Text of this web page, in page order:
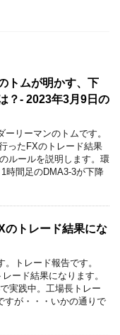
トムが明かす、下
？- 2023年3月9日の
リーマンのトムです。
ったFXのトレード結果
ルールを説明します。環
時間足のDMA3-3が下降
のトレード結果にな
トレード報告です。
ード結果になります。
実践中。工場長トレー
すが・・・いかの通りで